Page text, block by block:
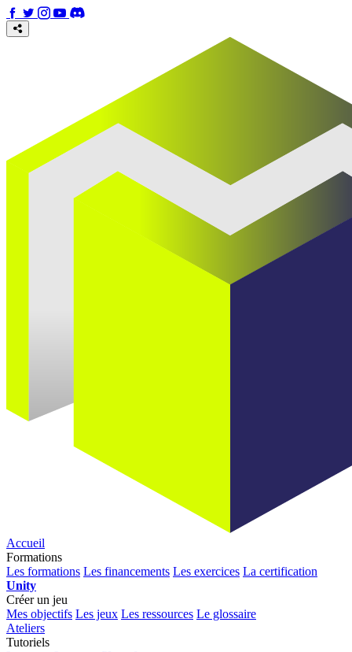
Accueil
Formations
Les formations Les financements Les exercices La certification
Unity
Créer un jeu
Mes objectifs Les jeux Les ressources Le glossaire
Ateliers
Tutoriels